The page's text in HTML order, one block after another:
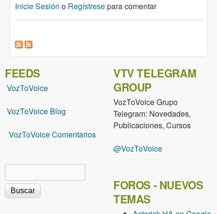
Inicie Sesión o Regístresepara comentar
FEEDS
VozToVoice
VozToVoice Blog
VozToVoice Comentarios
Formulario de búsqueda
VTV TELEGRAM
GROUP
VozToVoice Grupo
Telegram: Novedades,
Publicaciones, Cursos
@VozToVoice
FOROS - NUEVOS
TEMAS